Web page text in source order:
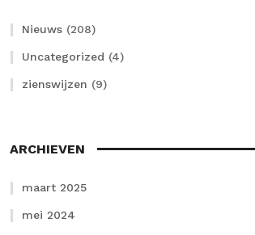
Nieuws (208)
Uncategorized (4)
zienswijzen (9)
ARCHIEVEN
maart 2025
mei 2024